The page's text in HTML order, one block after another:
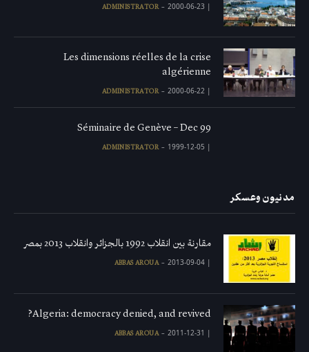
|
ADMINISTRATOR 2000-06-23
Les dimensions réelles de la crise
algérienne
|
ADMINISTRATOR 2000-06-22
Séminaire de Genève – Dec 99
|
ADMINISTRATOR 1999-12-05
مدنيون وعسكر
مقارنة بين انقلاب 1992 بالجزائر وانقلاب 2013 بمصر
|
ABBAS AROUA 2013-09-04
Algeria: democracy denied, and revived?
|
ABBAS AROUA 2011-12-31